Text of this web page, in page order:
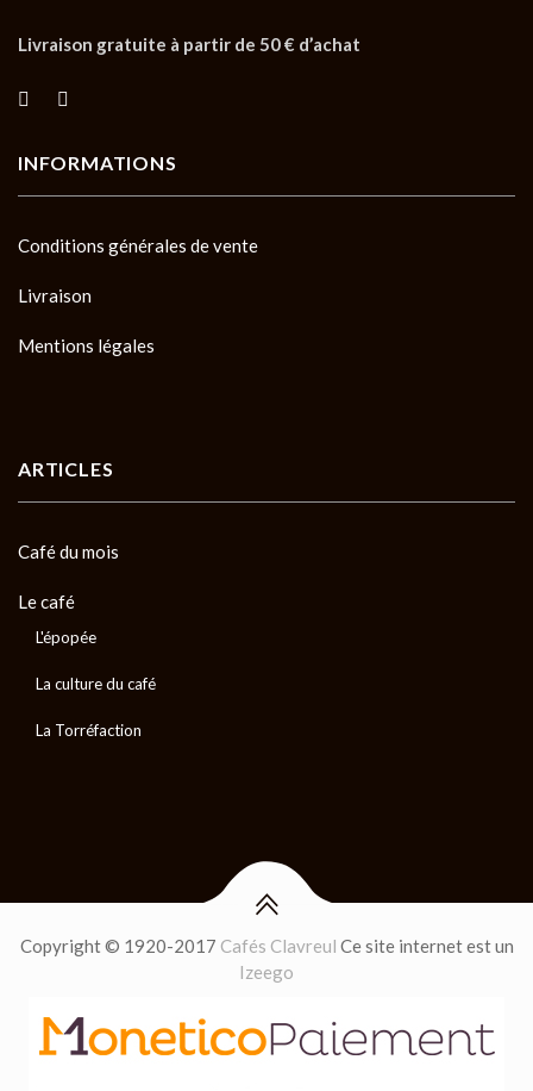
Livraison gratuite à partir de 50 € d’achat
INFORMATIONS
Conditions générales de vente
Livraison
Mentions légales
ARTICLES
Café du mois
Le café
L'épopée
La culture du café
La Torréfaction
Copyright © 1920-2017 Cafés Clavreul Ce site internet est un
Izeego